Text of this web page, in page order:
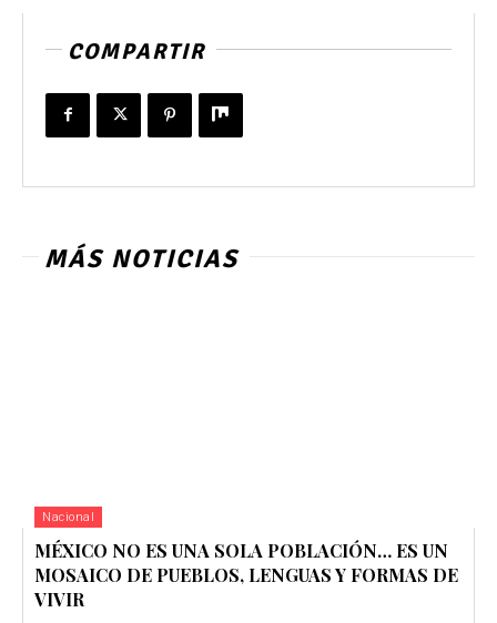
COMPARTIR
MÁS NOTICIAS
Nacional
MÉXICO NO ES UNA SOLA POBLACIÓN… ES UN
MOSAICO DE PUEBLOS, LENGUAS Y FORMAS DE
VIVIR